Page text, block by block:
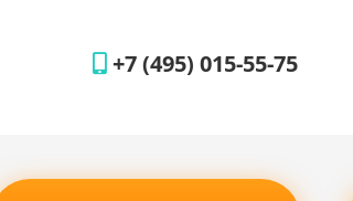
+7 (495) 015-55-75